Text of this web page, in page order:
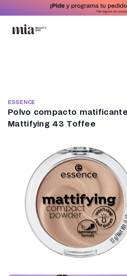
ESSENCE
Polvo compacto
Mattifying 43 Toffee